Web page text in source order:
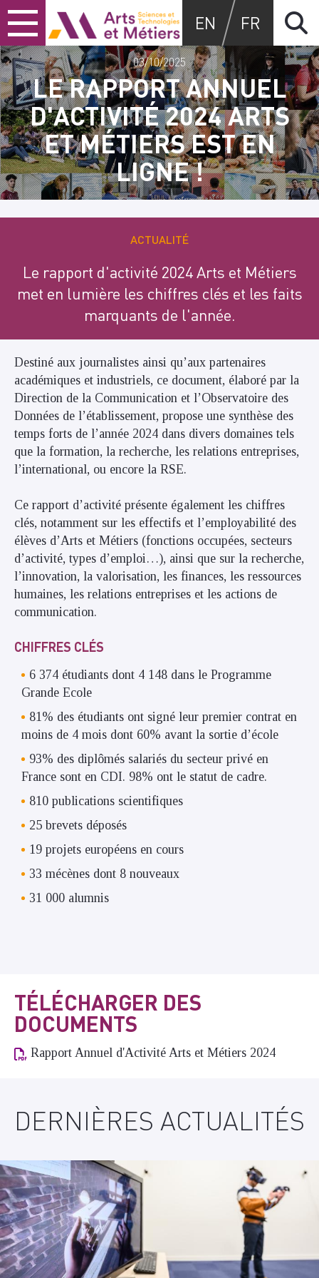
Skip
to
content
Skip
to
main
menu
Skip
to
search
Arts et métiers
EN FR
LE RAPPORT ANNUEL
D'ACTIVITÉ 2024 ARTS
ET MÉTIERS EST EN
LIGNE !
03/10/2025
ACTUALITÉ
Le rapport d'activité 2024 Arts et Métiers
met en lumière les chiffres clés et les faits
marquants de l'année.
Destiné aux journalistes ainsi qu’aux partenaires
académiques et industriels, ce document, élaboré par la
Direction de la Communication et l’Observatoire des
Données de l’établissement, propose une synthèse des
temps forts de l’année 2024 dans divers domaines tels
que la formation, la recherche, les relations entreprises,
l’international, ou encore la RSE.
Ce rapport d’activité présente également les chiffres
clés, notamment sur les effectifs et l’employabilité des
élèves d’Arts et Métiers (fonctions occupées, secteurs
d’activité, types d’emploi…), ainsi que sur la recherche,
l’innovation, la valorisation, les finances, les ressources
humaines, les relations entreprises et les actions de
communication.
CHIFFRES CLÉS
6 374 étudiants dont 4 148 dans le Programme
Grande Ecole
81% des étudiants ont signé leur premier contrat en
moins de 4 mois dont 60% avant la sortie d’école
93% des diplômés salariés du secteur privé en
France sont en CDI. 98% ont le statut de cadre.
810 publications scientifiques
25 brevets déposés
19 projets européens en cours
33 mécènes dont 8 nouveaux
31 000 alumnis
TÉLÉCHARGER DES
DOCUMENTS
Rapport Annuel d'Activité Arts et Métiers 2024
DERNIÈRES ACTUALITÉS